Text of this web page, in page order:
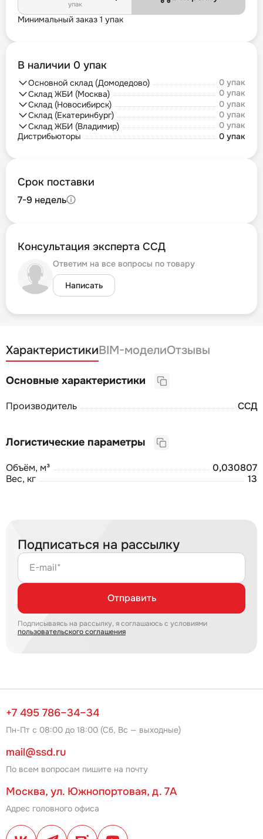
упак
Минимальный заказ 1 упак
В наличии 0 упак
Основной склад (Домодедово)
0 упак
Склад ЖБИ (Москва)
0 упак
Склад (Новосибирск)
0 упак
Склад (Екатеринбург)
0 упак
Склад ЖБИ (Владимир)
0 упак
Дистрибьюторы
0 упак
Срок поставки
7-9 недель
Консультация эксперта ССД
Ответим на все вопросы по товару
Написать
ХарактеристикиBIM-моделиОтзывы
Основные характеристики
Производитель ССД
Логистические параметры
Объём, м³
0,030807
Вес, кг
13
Подписаться на рассылку
E-mail*
Отправить
Подписываясь на рассылку, я соглашаюсь с условиями
пользовательского соглашения
+7 495 786–34–34
Пн-Пт с 08:00 до 18:00 (Сб, Вс — выходные)
mail@ssd.ru
По всем вопросам пишите на почту
Москва, ул. Южнопортовая, д. 7А
Адрес головного офиса